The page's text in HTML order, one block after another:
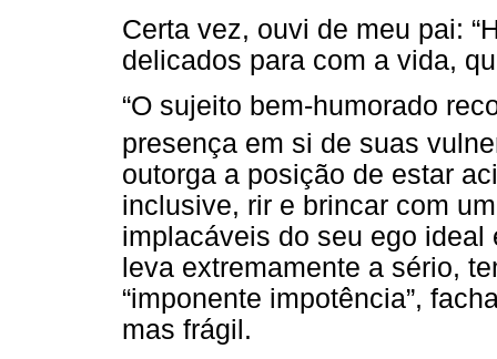
Certa vez, ouvi de meu pai:
delicados para com a vida,
“O sujeito bem-humorado
presença em si de suas
outorga a posição de estar
inclusive, rir e brincar com
implacáveis do seu ego
leva extremamente a sério,
“imponente impotência”,
mas frágil.